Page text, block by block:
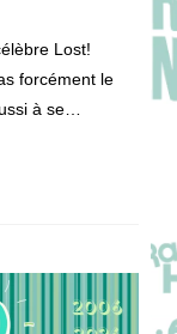
Lost!
forcément le
à se…